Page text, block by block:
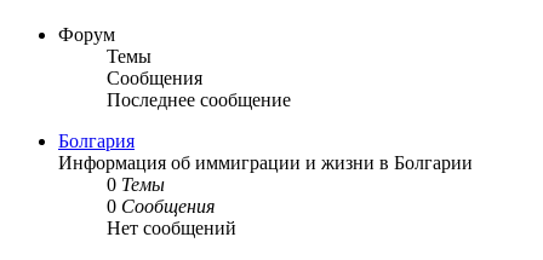
Форум
Темы
Сообщения
Последнее сообщение
Болгария
Информация об иммиграции и жизни в Болгарии
0 Темы
0 Сообщения
Нет сообщений